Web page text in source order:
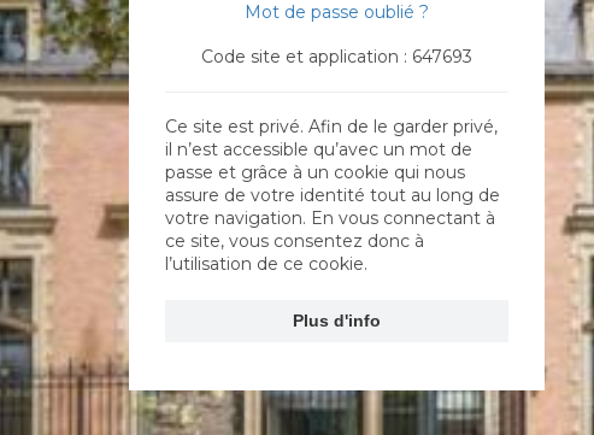
Mot de passe oublié ?
Code site et application : 647693
Ce site est privé. Afin de le garder privé,
il n’est accessible qu’avec un mot de
passe et grâce à un cookie qui nous
assure de votre identité tout au long de
votre navigation. En vous connectant à
ce site, vous consentez donc à
l’utilisation de ce cookie.
Plus d'info